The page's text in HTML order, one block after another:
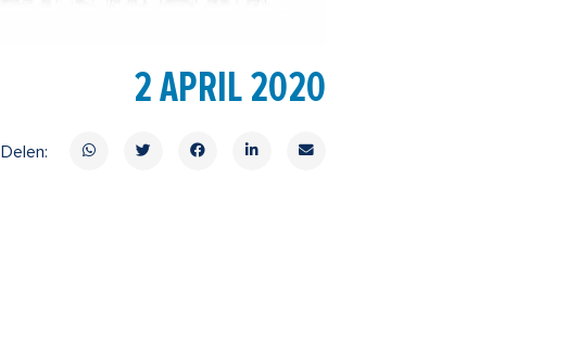
2 APRIL 2020
Delen: